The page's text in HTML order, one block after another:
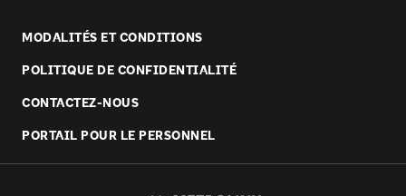
MODALITÉS ET CONDITIONS
POLITIQUE DE CONFIDENTIALITÉ
CONTACTEZ-NOUS
PORTAIL POUR LE PERSONNEL